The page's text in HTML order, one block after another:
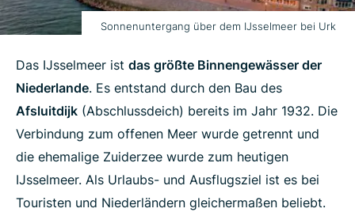
Sonnenuntergang über dem IJsselmeer bei Urk
Das IJsselmeer ist das größte Binnengewässer der
Niederlande. Es entstand durch den Bau des
Afsluitdijk (Abschlussdeich) bereits im Jahr 1932. Die
Verbindung zum offenen Meer wurde getrennt und
die ehemalige Zuiderzee wurde zum heutigen
IJsselmeer. Als Urlaubs- und Ausflugsziel ist es bei
Touristen und Niederländern gleichermaßen beliebt.